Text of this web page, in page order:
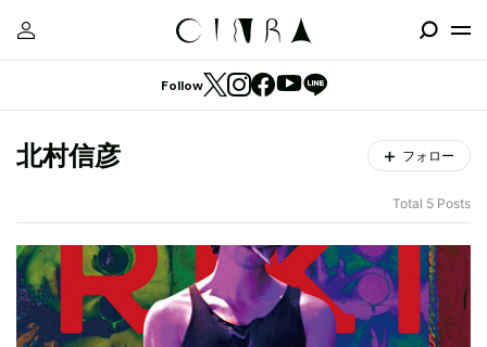
Follow
北村信彦 フォロー
Total 5 Posts